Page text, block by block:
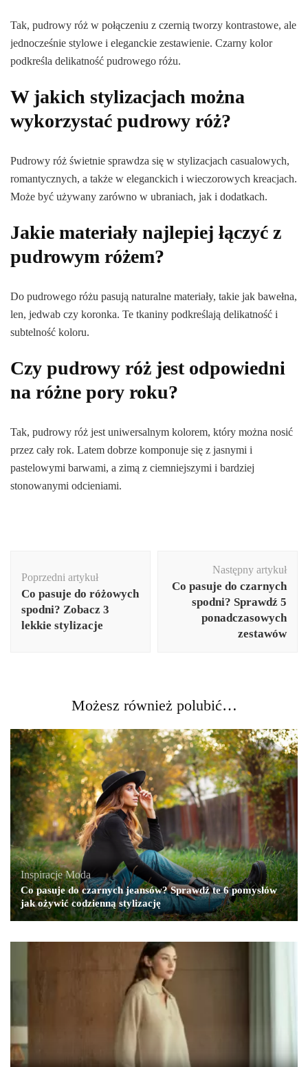
Tak, pudrowy róż w połączeniu z czernią tworzy kontrastowe, ale
jednocześnie stylowe i eleganckie zestawienie. Czarny kolor
podkreśla delikatność pudrowego różu.
W jakich stylizacjach można
wykorzystać pudrowy róż?
Pudrowy róż świetnie sprawdza się w stylizacjach casualowych,
romantycznych, a także w eleganckich i wieczorowych kreacjach.
Może być używany zarówno w ubraniach, jak i dodatkach.
Jakie materiały najlepiej łączyć z
pudrowym różem?
Do pudrowego różu pasują naturalne materiały, takie jak bawełna,
len, jedwab czy koronka. Te tkaniny podkreślają delikatność i
subtelność koloru.
Czy pudrowy róż jest odpowiedni
na różne pory roku?
Tak, pudrowy róż jest uniwersalnym kolorem, który można nosić
przez cały rok. Latem dobrze komponuje się z jasnymi i
pastelowymi barwami, a zimą z ciemniejszymi i bardziej
stonowanymi odcieniami.
wpisu
Poprzedni artykuł
Co pasuje do różowych
spodni? Zobacz 3
lekkie stylizacje
Następny artykuł
Co pasuje do czarnych
spodni? Sprawdź 5
ponadczasowych
zestawów
Możesz również polubić…
Inspiracje,Moda
Co pasuje do czarnych jeansów? Sprawdź te 6 pomysłów
jak ożywić codzienną stylizację